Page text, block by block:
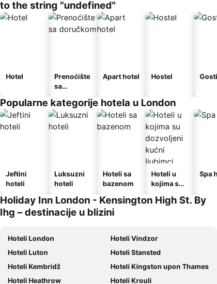
to the string "undefined"
Hotel
Prenoćište
sa
Apart hotel Hostel
Popularne kategorije hotela u London
Jeftini
hoteli
Luksuzni
hoteli
Hoteli sa
bazenom
Hoteli u
kojima su
kućni
Spa
Holiday Inn London - Kensington High St. By
Ihg – destinacije u blizini
Hoteli London
Hoteli Vindzor
Hoteli Luton
Hoteli Stansted
Hoteli Kembridž
Hoteli Kingston upon Thames
Hoteli Heathrow
Hoteli Krouli